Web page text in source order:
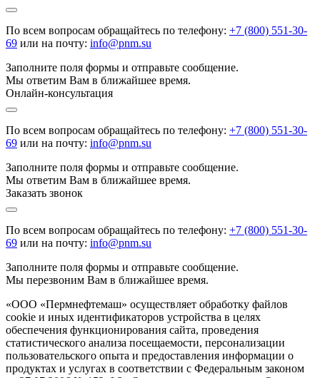
По всем вопросам обращайтесь по телефону: +7 (800) 551-30-
69 или на почту: info@pnm.su
Заполните поля формы и отправьте сообщение.
Мы ответим Вам в ближайшее время.
Онлайн-консультация
По всем вопросам обращайтесь по телефону: +7 (800) 551-30-
69 или на почту: info@pnm.su
Заполните поля формы и отправьте сообщение.
Мы ответим Вам в ближайшее время.
Заказать звонок
По всем вопросам обращайтесь по телефону: +7 (800) 551-30-
69 или на почту: info@pnm.su
Заполните поля формы и отправьте сообщение.
Мы перезвоним Вам в ближайшее время.
«ООО «Пермнефтемаш» осуществляет обработку файлов
cookie и иных идентификаторов устройства в целях
обеспечения функционирования сайта, проведения
статистического анализа посещаемости, персонализации
пользовательского опыта и предоставления информации о
продуктах и услугах в соответствии с Федеральным законом